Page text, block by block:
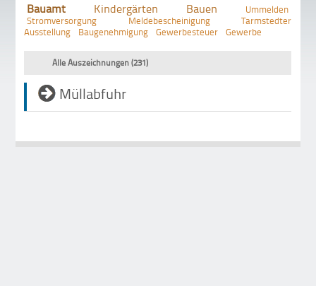
Bauamt Kindergärten Bauen
Ummelden
Stromversorgung
Meldebescheinigung
Tarmstedter
Ausstellung
Baugenehmigung Gewerbesteuer Gewerbe
Alle Auszeichnungen (231)
Müllabfuhr